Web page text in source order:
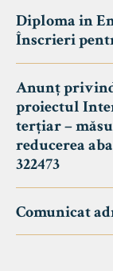
Diploma in
Înscrieri
Anunț
proiectul
terțiar –
reducerea
322473
Comunicat